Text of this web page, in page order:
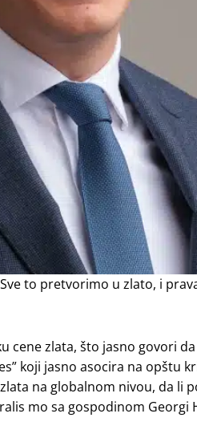
to pretvorimo u zlato, i
cene zlata, što jasno govori
koji jasno asocira na opštu
na globalnom nivou, da li
mo sa gospodinom